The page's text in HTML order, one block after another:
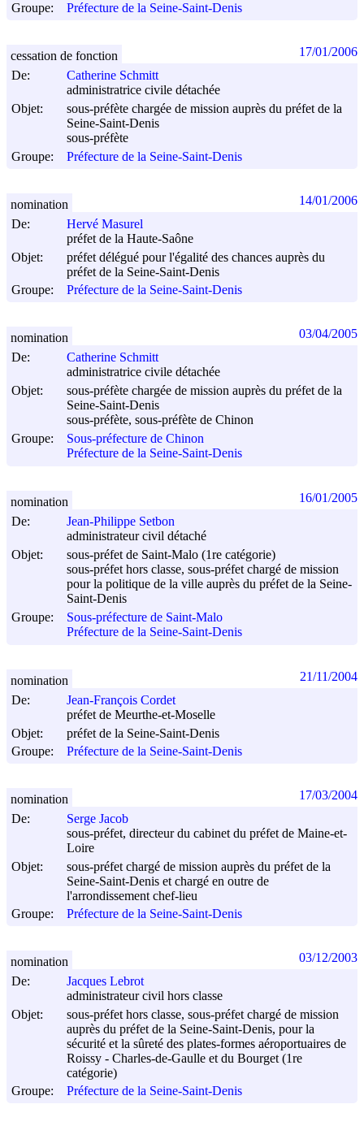
Groupe:
Préfecture de la Seine-Saint-Denis
De:
Catherine Schmitt
administratrice civile détachée
Objet:
sous-préfète chargée de mission auprès du préfet de la
Seine-Saint-Denis
sous-préfète
Groupe:
Préfecture de la Seine-Saint-Denis
cessation de fonction 17/01/2006
De:
Hervé Masurel
préfet de la Haute-Saône
Objet:
préfet délégué pour l'égalité des chances auprès du
préfet de la Seine-Saint-Denis
Groupe:
Préfecture de la Seine-Saint-Denis
nomination 14/01/2006
De:
Catherine Schmitt
administratrice civile détachée
Objet:
sous-préfète chargée de mission auprès du préfet de la
Seine-Saint-Denis
sous-préfète, sous-préfète de Chinon
Groupe:
Sous-préfecture de Chinon
Préfecture de la Seine-Saint-Denis
nomination 03/04/2005
De:
Jean-Philippe Setbon
administrateur civil détaché
Objet:
sous-préfet de Saint-Malo (1re catégorie)
sous-préfet hors classe, sous-préfet chargé de mission
pour la politique de la ville auprès du préfet de la Seine-
Saint-Denis
Groupe:
Sous-préfecture de Saint-Malo
Préfecture de la Seine-Saint-Denis
nomination 16/01/2005
De:
Jean-François Cordet
préfet de Meurthe-et-Moselle
Objet:
préfet de la Seine-Saint-Denis
Groupe:
Préfecture de la Seine-Saint-Denis
nomination 21/11/2004
De:
Serge Jacob
sous-préfet, directeur du cabinet du préfet de Maine-et-
Loire
Objet:
sous-préfet chargé de mission auprès du préfet de la
Seine-Saint-Denis et chargé en outre de
l'arrondissement chef-lieu
Groupe:
Préfecture de la Seine-Saint-Denis
nomination 17/03/2004
De:
Jacques Lebrot
administrateur civil hors classe
Objet:
sous-préfet hors classe, sous-préfet chargé de mission
auprès du préfet de la Seine-Saint-Denis, pour la
sécurité et la sûreté des plates-formes aéroportuaires de
Roissy - Charles-de-Gaulle et du Bourget (1re
catégorie)
Groupe:
Préfecture de la Seine-Saint-Denis
nomination 03/12/2003